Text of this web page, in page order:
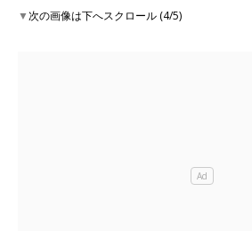
▼次の画像は下へスクロール (4/5)